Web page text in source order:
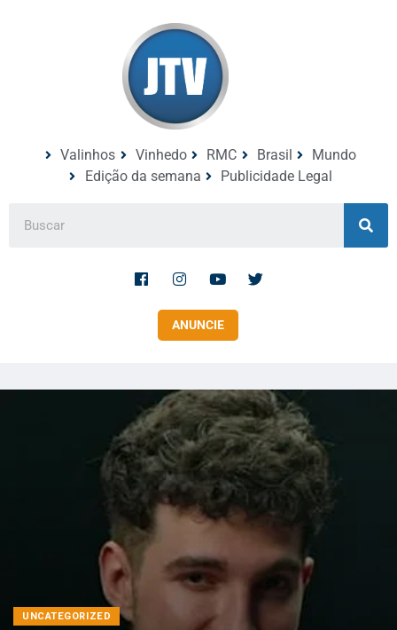
Valinhos Vinhedo RMC Brasil
Mundo
Edição da semana
Publicidade Legal
ANUNCIE
UNCATEGORIZED